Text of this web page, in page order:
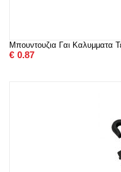
Μπουντουζια Γαι Καλυμματα
€ 0.87